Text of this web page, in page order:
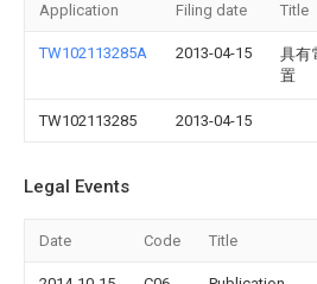
Application Filing date Title
TW102113285A 2013-04-15
具有
置
TW102113285 2013-04-15
Legal Events
Date Code Title